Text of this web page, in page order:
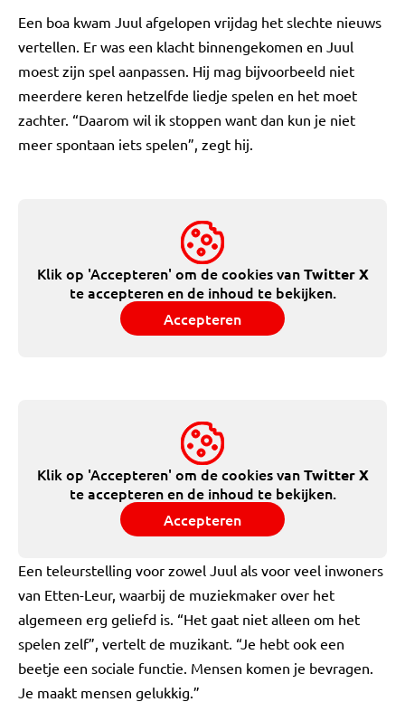
Een boa kwam Juul afgelopen vrijdag het slechte nieuws
vertellen. Er was een klacht binnengekomen en Juul
moest zijn spel aanpassen. Hij mag bijvoorbeeld niet
meerdere keren hetzelfde liedje spelen en het moet
zachter. “Daarom wil ik stoppen want dan kun je niet
meer spontaan iets spelen”, zegt hij.
Klik op 'Accepteren' om de cookies vanTwitter X
te accepteren en de inhoud te bekijken.
Accepteren
Klik op 'Accepteren' om de cookies vanTwitter X
te accepteren en de inhoud te bekijken.
Accepteren
Een teleurstelling voor zowel Juul als voor veel inwoners
van Etten-Leur, waarbij de muziekmaker over het
algemeen erg geliefd is. “Het gaat niet alleen om het
spelen zelf”, vertelt de muzikant. “Je hebt ook een
beetje een sociale functie. Mensen komen je bevragen.
Je maakt mensen gelukkig.”